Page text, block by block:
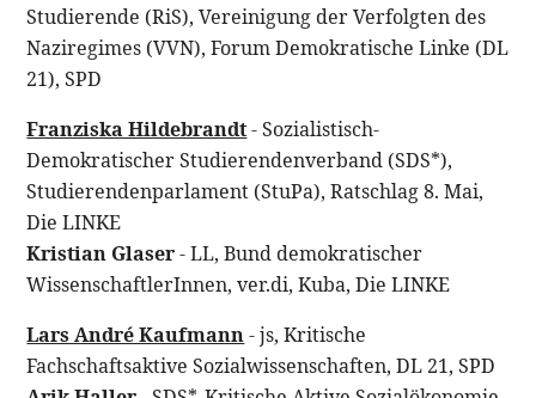
Studierende (RiS), Vereinigung der Verfolgten des
Naziregimes (VVN), Forum Demokratische Linke (DL
21), SPD
Franziska Hildebrandt- Sozialistisch-
Demokratischer Studierendenverband (SDS*),
Studierendenparlament (StuPa), Ratschlag 8. Mai,
Die LINKE
Kristian Glaser- LL, Bund demokratischer
WissenschaftlerInnen, ver.di, Kuba, Die LINKE
Lars André Kaufmann- js, Kritische
Fachschaftsaktive Sozialwissenschaften, DL 21, SPD